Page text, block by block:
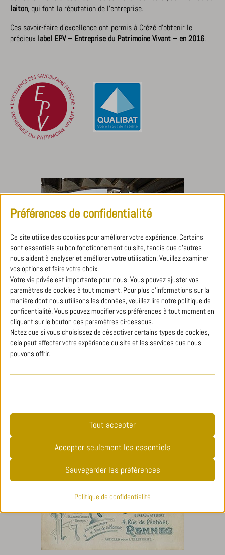
laiton, qui font la réputation de l’entreprise.
Ces savoir-faire d’excellence ont permis à Crézé d’obtenir le
précieux label EPV – Entreprise du Patrimoine Vivant – en 2016.
Préférences de confidentialité
Ce site utilise des cookies pour améliorer votre expérience. Certains
sont essentiels au bon fonctionnement du site, tandis que d'autres
nous aident à analyser et améliorer votre utilisation. Veuillez examiner
vos options et faire votre choix.
Votre vie privée est importante pour nous. Vous pouvez ajuster vos
paramètres de cookies à tout moment. Pour plus d'informations sur la
manière dont nous utilisons les données, veuillez lire notre politique de
confidentialité. Vous pouvez modifier vos préférences à tout moment en
cliquant sur le bouton des paramètres ci-dessous.
Notez que si vous choisissez de désactiver certains types de cookies,
cela peut affecter votre expérience du site et les services que nous
pouvons offrir.
et sont nécessaires au bon fonctionnement du site web. Ces
cookies et services ne nécessitent pas de consentement utilisateur
Afficher les détails
cookielawinfo-checkbox-*
CookieLawInfoConsent
pll_language
Les cookies statistiques recueillent des informations sur
l'utilisation, nous permettant d'obtenir des informations sur la
manière dont nos visiteurs interagissent avec notre site web.
Afficher les détails
Tout accepter
Accepter seulement les essentiels
Sauvegarder les préférences
Politique de confidentialité